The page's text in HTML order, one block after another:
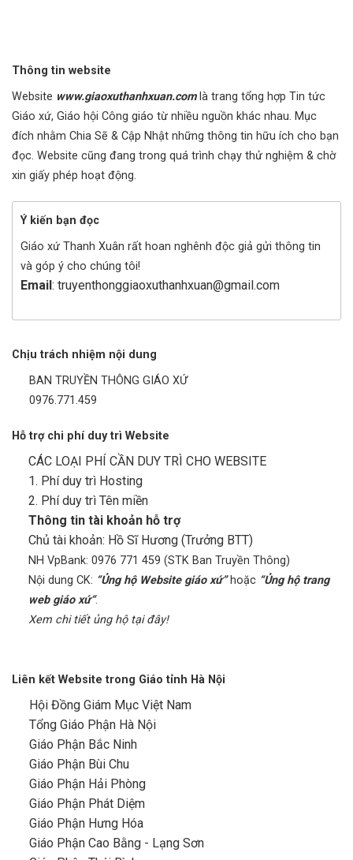
Thông tin website
Website www.giaoxuthanhxuan.com là trang tổng hợp Tin tức
Giáo xứ, Giáo hội Công giáo từ nhiều nguồn khác nhau. Mục
đích nhằm Chia Sẽ & Cập Nhật những thông tin hữu ích cho bạn
đọc. Website cũng đang trong quá trình chạy thử nghiệm & chờ
xin giấy phép hoạt động.
Ý kiến bạn đọc
Giáo xứ Thanh Xuân rất hoan nghênh độc giả gửi thông tin
và góp ý cho chúng tôi!
Email: truyenthonggiaoxuthanhxuan@gmail.com
Chịu trách nhiệm nội dung
BAN TRUYỀN THÔNG GIÁO XỨ
0976.771.459
Hỗ trợ chi phí duy trì Website
CÁC LOẠI PHÍ CẦN DUY TRÌ CHO WEBSITE
1. Phí duy trì Hosting
2. Phí duy trì Tên miền
Thông tin tài khoản hỗ trợ
Chủ tài khoản: Hồ Sĩ Hương (Trưởng BTT)
NH VpBank: 0976 771 459 (STK Ban Truyền Thông)
Nội dung CK: “Ủng hộ Website giáo xứ”hoặc “Ủng hộ trang
web giáo xứ“.
Xem chi tiết ủng hộ tại đây!
Liên kết Website trong Giáo tỉnh Hà Nội
Hội Đồng Giám Mục Việt Nam
Tổng Giáo Phận Hà Nội
Giáo Phận Bắc Ninh
Giáo Phận Bùi Chu
Giáo Phận Hải Phòng
Giáo Phận Phát Diệm
Giáo Phận Hưng Hóa
Giáo Phận Cao Bằng - Lạng Sơn